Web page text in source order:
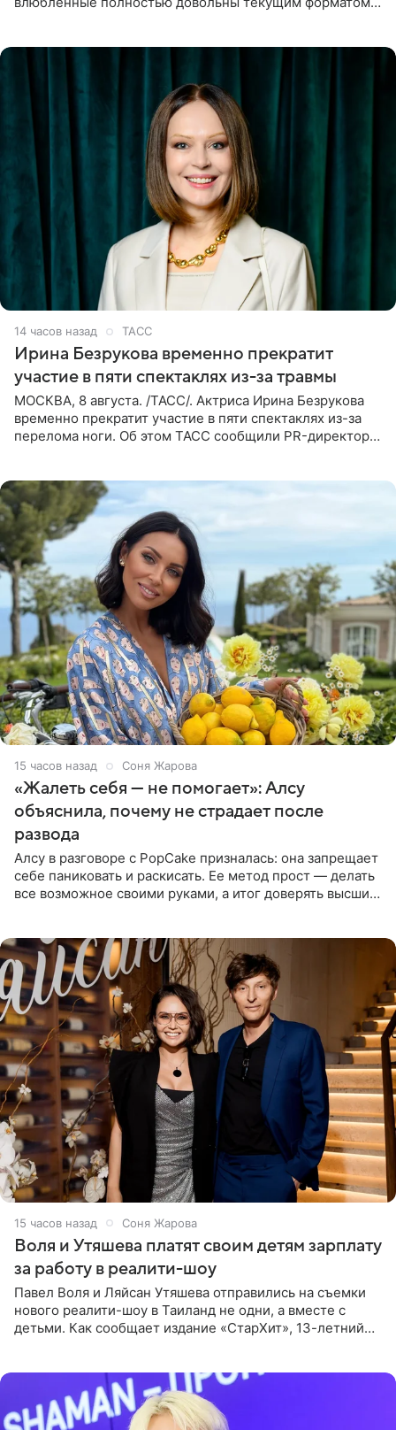
14 часов назад ТАСС
Ирина Безрукова временно прекратит
участие в пяти спектаклях из-за травмы
МОСКВА, 8 августа. /ТАСС/. Актриса Ирина Безрукова
временно прекратит участие в пяти спектаклях из-за
перелома ноги. Об этом ТАСС сообщили PR-директор
15 часов назад Соня Жарова
«Жалеть себя — не помогает»: Алсу
объяснила, почему не страдает после
развода
Алсу в разговоре с PopCake призналась: она запрещает
себе паниковать и раскисать. Ее метод прост — делать
все возможное своими руками, а итог доверять высшим
15 часов назад Соня Жарова
Воля и Утяшева платят своим детям зарплату
за работу в реалити-шоу
Павел Воля и Ляйсан Утяшева отправились на съемки
нового реалити-шоу в Таиланд не одни, а вместе с
детьми. Как сообщает издание «СтарХит», 13-летний